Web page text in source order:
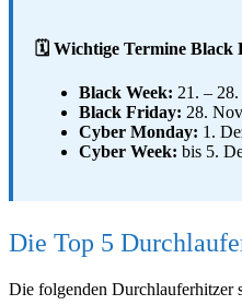
🗓️ Wichtige Termine Black
Black Week: 21. –
Black Friday: 28.
Cyber Monday: 1.
Cyber Week: bis 5.
Die Top 5
Die folgenden Durchlauferhitzer